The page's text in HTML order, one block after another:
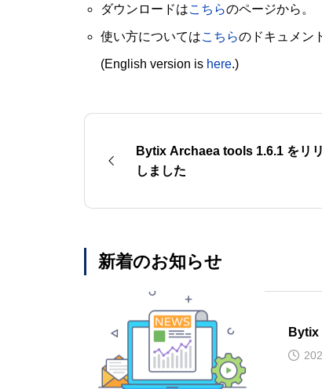
ダウンロードはこちらのページから。
使い方についてはこちらのドキュメン
(English version is here.)
Bytix Archaea tools 1.6.1 をリ
しました
新着のお知らせ
Bytix